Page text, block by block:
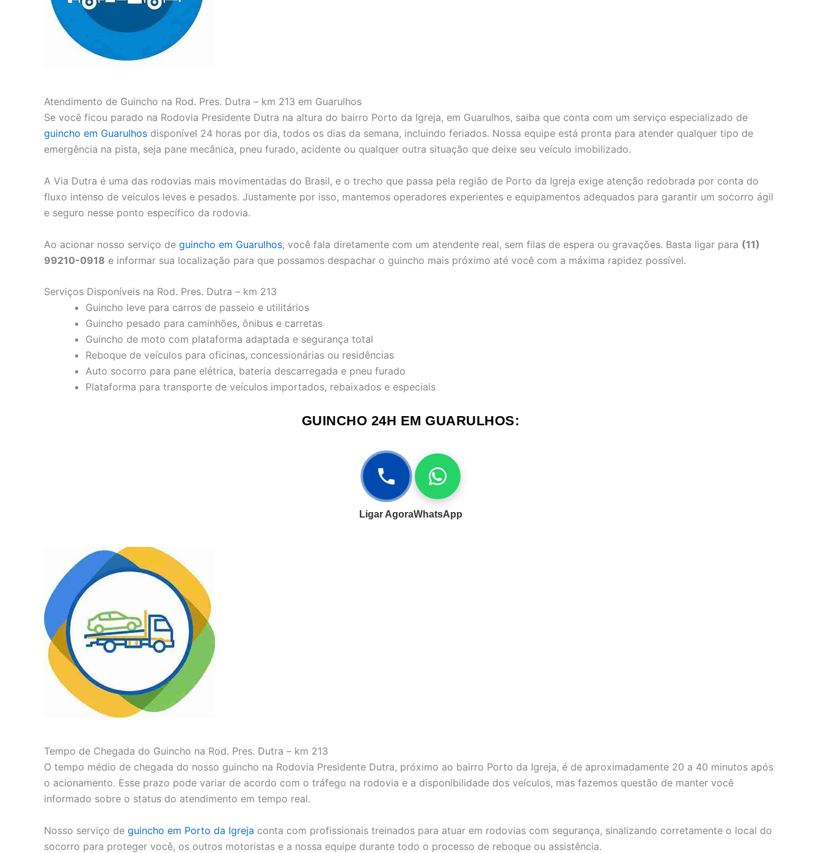
Atendimento de Guincho na Rod. Pres. Dutra – km 213 em Guarulhos
Se você ficou parado na Rodovia Presidente Dutra na altura do bairro Porto da Igreja, em Guarulhos, saiba que conta com um serviço especializado de
guincho em Guarulhos disponível 24 horas por dia, todos os dias da semana, incluindo feriados. Nossa equipe está pronta para atender qualquer tipo de
emergência na pista, seja pane mecânica, pneu furado, acidente ou qualquer outra situação que deixe seu veículo imobilizado.
A Via Dutra é uma das rodovias mais movimentadas do Brasil, e o trecho que passa pela região de Porto da Igreja exige atenção redobrada por conta do
fluxo intenso de veículos leves e pesados. Justamente por isso, mantemos operadores experientes e equipamentos adequados para garantir um socorro ágil
e seguro nesse ponto específico da rodovia.
Ao acionar nosso serviço de guincho em Guarulhos, você fala diretamente com um atendente real, sem filas de espera ou gravações. Basta ligar para (11)
99210-0918 e informar sua localização para que possamos despachar o guincho mais próximo até você com a máxima rapidez possível.
Serviços Disponíveis na Rod. Pres. Dutra – km 213
Guincho leve para carros de passeio e utilitários
Guincho pesado para caminhões, ônibus e carretas
Guincho de moto com plataforma adaptada e segurança total
Reboque de veículos para oficinas, concessionárias ou residências
Auto socorro para pane elétrica, bateria descarregada e pneu furado
Plataforma para transporte de veículos importados, rebaixados e especiais
GUINCHO 24H EM GUARULHOS:
Ligar AgoraWhatsApp
Tempo de Chegada do Guincho na Rod. Pres. Dutra – km 213
O tempo médio de chegada do nosso guincho na Rodovia Presidente Dutra, próximo ao bairro Porto da Igreja, é de aproximadamente 20 a 40 minutos após
o acionamento. Esse prazo pode variar de acordo com o tráfego na rodovia e a disponibilidade dos veículos, mas fazemos questão de manter você
informado sobre o status do atendimento em tempo real.
Nosso serviço de guincho em Porto da Igreja conta com profissionais treinados para atuar em rodovias com segurança, sinalizando corretamente o local do
socorro para proteger você, os outros motoristas e a nossa equipe durante todo o processo de reboque ou assistência.